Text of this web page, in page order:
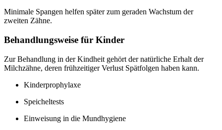
Minimale Spangen helfen später zum geraden Wachstum der
zweiten Zähne.
Behandlungsweise für Kinder
Zur Behandlung in der Kindheit gehört der natürliche Erhalt der
Milchzähne, deren frühzeitiger Verlust Spätfolgen haben kann.
Kinderprophylaxe
Speicheltests
Einweisung in die Mundhygiene